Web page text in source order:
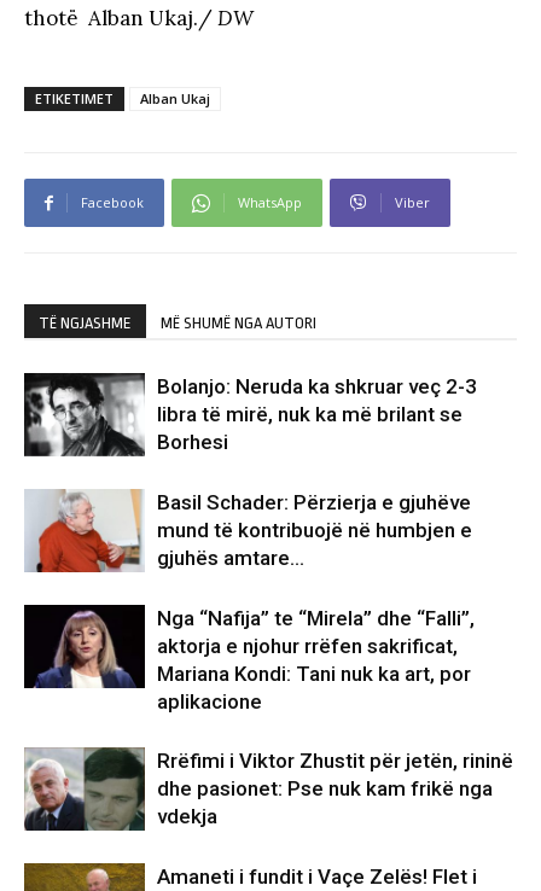
thotë Alban Ukaj./DW
ETIKETIMET Alban Ukaj
Facebook WhatsApp Viber
TË NGJASHME MË SHUMË NGA AUTORI
Bolanjo: Neruda ka shkruar veç 2-3
libra të mirë, nuk ka më brilant se
Borhesi
Basil Schader: Përzierja e gjuhëve
mund të kontribuojë në humbjen e
gjuhës amtare…
Nga “Nafija” te “Mirela” dhe “Falli”,
aktorja e njohur rrëfen sakrificat,
Mariana Kondi: Tani nuk ka art, por
aplikacione
Rrëfimi i Viktor Zhustit për jetën, rininë
dhe pasionet: Pse nuk kam frikë nga
vdekja
Amaneti i fundit i Vaçe Zelës! Flet i